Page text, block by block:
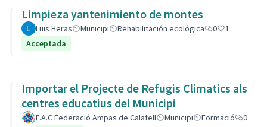
Limpieza yantenimiento de montes
Luis Heras Municipi Rehabilitación ecológica 0
1
Acceptada
Importar el Projecte de Refugis Climatics als
centres educatius del Municipi
F.A.C Federació Ampas de Calafell Municipi Formació
0